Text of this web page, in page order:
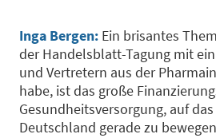
Inga Bergen: Ein brisantes
der Handelsblatt-Tagung mit
und Vertretern aus der
habe, ist das große
Gesundheitsversorgung, auf
Deutschland gerade zu